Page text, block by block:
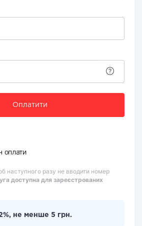
Оплатити
оплати
наступного разу не вводити номер
доступна для зареєстрованих
не менше 5 грн.